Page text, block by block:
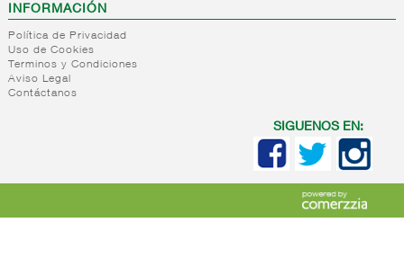
INFORMACIÓN
Política de Privacidad
Uso de Cookies
Terminos y Condiciones
Aviso Legal
Contáctanos
SIGUENOS EN: